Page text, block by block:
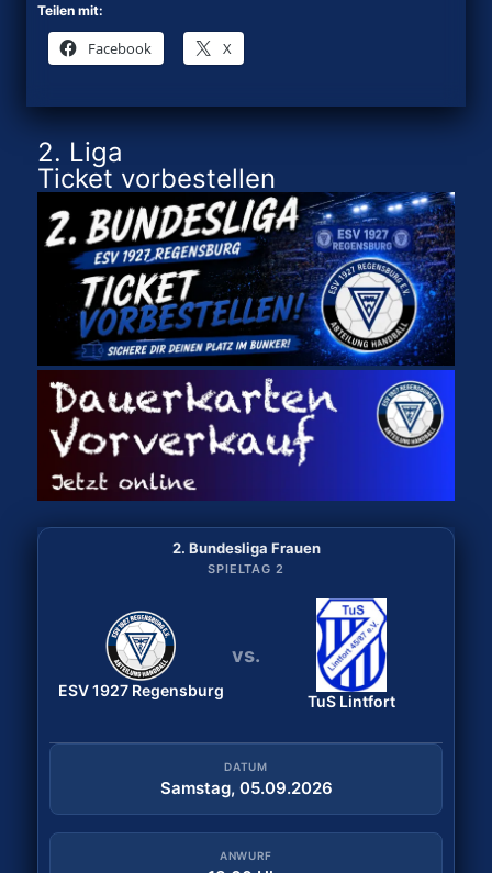
Teilen mit:
Facebook X
2. Liga
Ticket vorbestellen
2. Bundesliga Frauen
SPIELTAG 1
Bergischer HC
ESV 1927 Regensburg
DATUM
Samstag, 29.08.2026
ANWURF
18:30 Uhr
2. Bundesliga Frauen
SPIELTAG 2
ESV 1927 Regensburg
vs.
TuS Lintfort
DATUM
Samstag, 05.09.2026
ANWURF